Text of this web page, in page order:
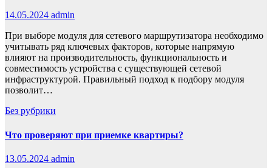
14.05.2024 admin
При выборе модуля для сетевого маршрутизатора необходимо
учитывать ряд ключевых факторов, которые напрямую
влияют на производительность, функциональность и
совместимость устройства с существующей сетевой
инфраструктурой. Правильный подход к подбору модуля
позволит…
Без рубрики
Что проверяют при приемке квартиры?
13.05.2024 admin